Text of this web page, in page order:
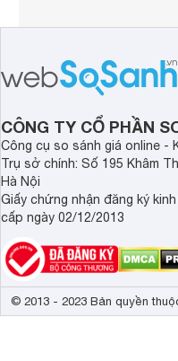
CÔNG TY CỔ PHẦN
Công cụ so sánh giá online -
Trụ sở chính: Số 195 Khâm
Hà Nội
Giấy chứng nhận đăng ký
cấp ngày 02/12/2013
© 2013 - 2023 Bản quyền